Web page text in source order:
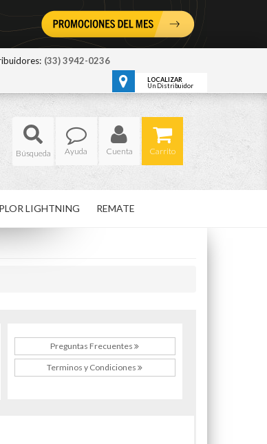
(33) 3942-0236
LOCALIZAR
Un Distribuidor
Ayuda
Cuenta Carrito
LIGHTNING REMATE
Preguntas Frecuentes
Terminos y Condiciones